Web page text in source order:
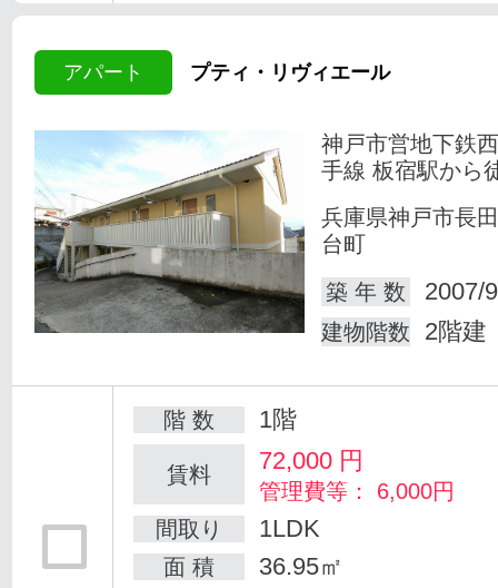
アパート プティ・リヴィエール
神戸市営地下鉄
手線 板宿駅から
兵庫県神戸市長
台町
築 年 数
2007/
建物階数 2階建
階 数 1階
賃料 72,000 円
管理費等： 6,000円
間取り
1LDK
面 積 36.95㎡